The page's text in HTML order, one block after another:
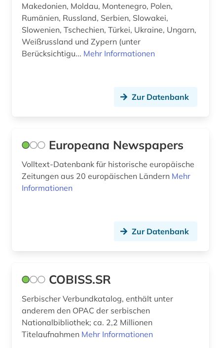
wissenschaft (1)
wörterbuch (2)
zeitschrift (1)
zweiter weltkrieg (1)
Makedonien, Moldau, Montenegro, Polen,
Rumänien, Russland, Serbien, Slowakei,
Slowenien, Tschechien, Türkei, Ukraine, Ungarn,
Weißrussland und Zypern (unter
Berücksichtigu... Mehr Informationen
Zur Datenbank
Europeana Newspapers
Volltext-Datenbank für historische europäische
Zeitungen aus 20 europäischen Ländern Mehr
Informationen
Zur Datenbank
COBISS.SR
Serbischer Verbundkatalog, enthält unter
anderem den OPAC der serbischen
Nationalbibliothek; ca. 2,2 Millionen
Titelaufnahmen Mehr Informationen